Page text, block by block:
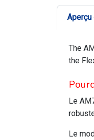
Aperçu
The
the
Le
Le